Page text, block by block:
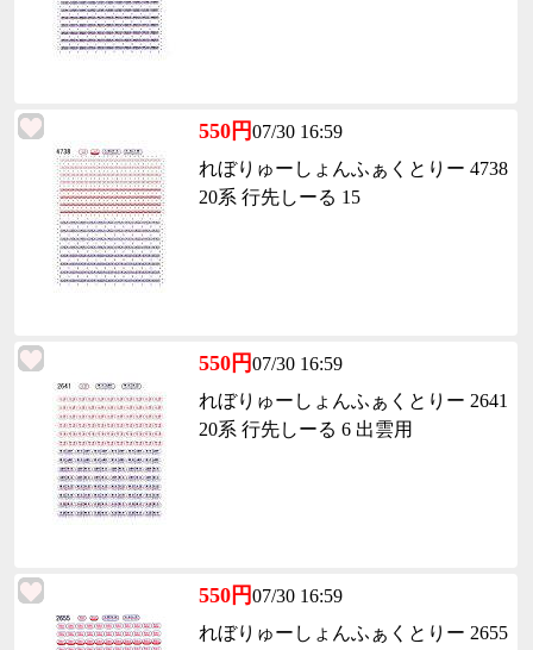
550円07/30 16:59
れぼりゅーしょんふぁくとりー 4738
20系 行先しーる 15
550円07/30 16:59
れぼりゅーしょんふぁくとりー 2641
20系 行先しーる 6 出雲用
550円07/30 16:59
れぼりゅーしょんふぁくとりー 2655